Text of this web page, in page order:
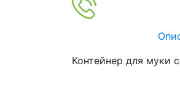
Контейнер для муки